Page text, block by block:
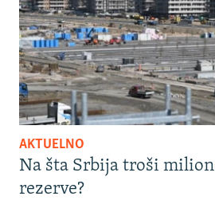
AKTUELNO
Na šta Srbija troši
rezerve?